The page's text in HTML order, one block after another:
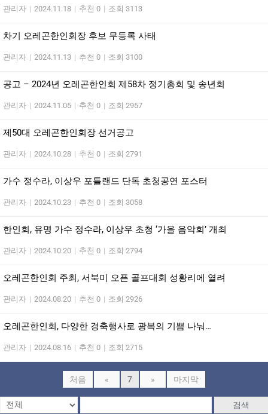
관리자 | 2024.11.18 | 추천 0 | 조회 3113
차기 오레곤한인회장 후보 무등록 사태
관리자 | 2024.11.13 | 추천 0 | 조회 3100
공고 – 2024년 오레곤한인회 제58차 정기총회 및 송년회
관리자 | 2024.11.05 | 추천 0 | 조회 2957
제50대 오레곤한인회장 선거공고
관리자 | 2024.10.28 | 추천 0 | 조회 2791
가수 정수라, 이상우 포틀랜드 단독 초청공연 포스터
관리자 | 2024.10.23 | 추천 0 | 조회 3058
한인회, 유명 가수 정수라, 이상우 초청 ‘가을 음악회’ 개최
관리자 | 2024.10.20 | 추천 0 | 조회 2794
오레곤한인회 주최, 서북미 오픈 골프대회 성황리에 열려
관리자 | 2024.08.20 | 추천 0 | 조회 2926
오레곤한인회, 다양한 경축행사로 광복의 기쁨 나눠…
관리자 | 2024.08.16 | 추천 0 | 조회 2715
처음 « 7 » 마지막
검색